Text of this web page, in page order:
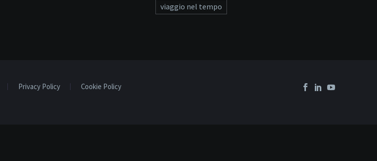
viaggio nel tempo
Privacy Policy Cookie Policy